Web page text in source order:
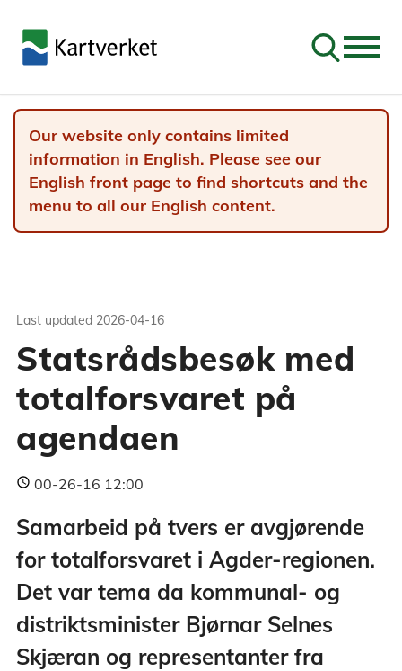
Go to
Our website only contains limited
information in English. Please see our
English front page to find shortcuts and the
menu to all our English content.
Last updated 2026-04-16
Statsrådsbesøk med
totalforsvaret på
agendaen
00-26-16 12:00
Samarbeid på tvers er avgjørende
for totalforsvaret i Agder-regionen.
Det var tema da kommunal- og
distriktsminister Bjørnar Selnes
Skjæran og representanter fra